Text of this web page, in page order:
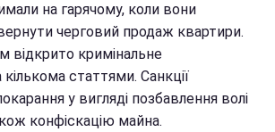
на гарячому, коли вони
черговий продаж квартири.
відкрито кримінальне
статтями. Санкції
у вигляді позбавлення волі
конфіскацію майна.